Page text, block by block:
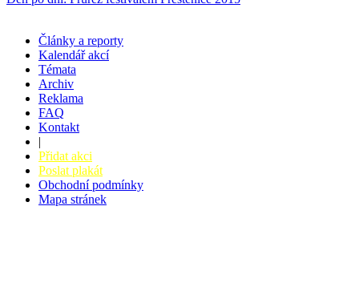
Články a reporty
Kalendář akcí
Témata
Archiv
Reklama
FAQ
Kontakt
|
Přidat akci
Poslat plakát
Obchodní podmínky
Mapa stránek